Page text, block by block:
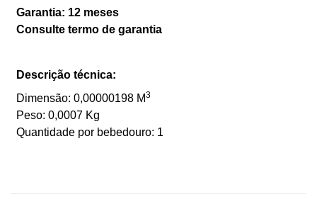
Garantia: 12 meses
Consulte termo de garantia
Descrição técnica:
Dimensão: 0,00000198 M3
Peso: 0,0007 Kg
Quantidade por bebedouro: 1